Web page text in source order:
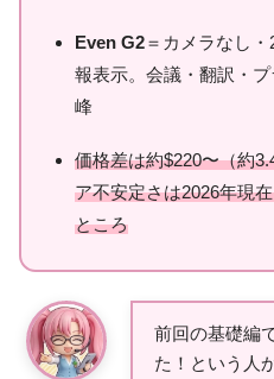
Even G2＝カメラなし
報表示。会議・翻訳・
峰
価格差は約$220〜（約
ア不安定さは2026年現
ところ
前回の基礎編
た！という人